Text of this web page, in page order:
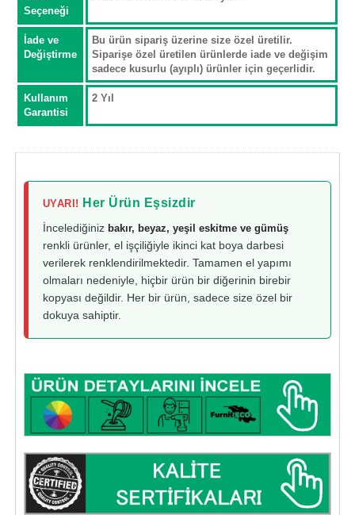
Seçeneği
İade ve
Değiştirme
Bu ürün sipariş üzerine size özel üretilir.
Siparişe özel üretilen ürünlerde iade ve değişim
sadece kusurlu (ayıplı) ürünler için geçerlidir.
Kullanım
Garantisi
2 Yıl
UYARI! Her Ürün Eşsizdir
İncelediğiniz bakır, beyaz, yeşil eskitme ve gümüş
renkli ürünler, el işçiliğiyle ikinci kat boya darbesi
verilerek renklendirilmektedir. Tamamen el yapımı
olmaları nedeniyle, hiçbir ürün bir diğerinin birebir
kopyası değildir. Her bir ürün, sadece size özel bir
dokuya sahiptir.